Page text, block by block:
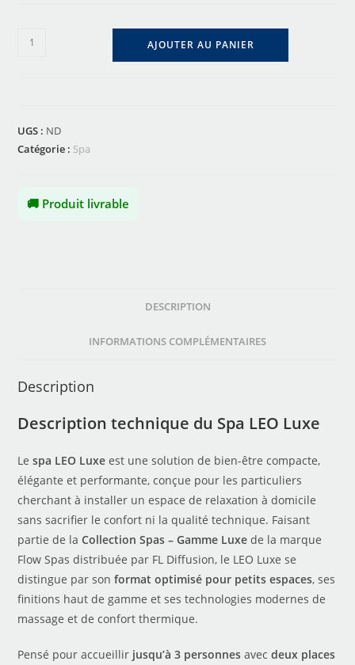
AJOUTER AU PANIER
UGS : ND
Catégorie : Spa
🚚 Produit livrable
DESCRIPTION
INFORMATIONS COMPLÉMENTAIRES
Description
Description technique du Spa LEO Luxe
Lespa LEO Luxe est une solution de bien-être compacte,
élégante et performante, conçue pour les particuliers
cherchant à installer un espace de relaxation à domicile
sans sacrifier le confort ni la qualité technique. Faisant
partie de laCollection Spas – Gamme Luxe de la marque
Flow Spas distribuée par FL Diffusion, le LEO Luxe se
distingue par sonformat optimisé pour petits espaces, ses
finitions haut de gamme et ses technologies modernes de
massage et de confort thermique.
Pensé pour accueillir jusqu’à 3 personnes avecdeux places